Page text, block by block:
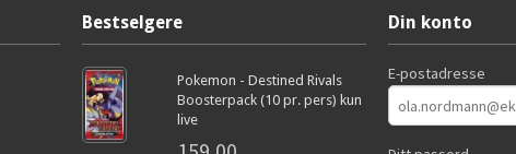
Bestselgere
Pokemon - Destined Rivals
Boosterpack (10 pr. pers) kun
live
Din konto
E-postadresse